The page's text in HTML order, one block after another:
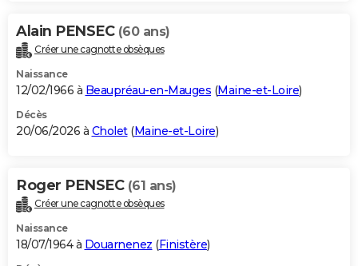
Carte de Noël
Carte Bonne année
Carte Saint-Valentin
Carte Pâques
Carte d'anniversaire
DICTIONNAIRE
Dictionnaire
Biographies
Citations
Expressions
Proverbes
PROGRAMME TV
S'inscrire
Se connecter
Lycées
Collèges
Primaires
Universités
Entreprises
Service militaire
Avis de recherche
AVIS DE DÉCÈS
Bricolage
Lifestyle
Culture
Sport
Auto
Television
Voyage
Cinema
Alain PENSEC (60 ans)
Créer une cagnotte obsèques
Naissance
12/02/1966 à Beaupréau-en-Mauges (Maine-et-Loire)
Décès
20/06/2026 à Cholet(Maine-et-Loire)
Roger PENSEC (61 ans)
Créer une cagnotte obsèques
Naissance
18/07/1964 à Douarnenez (Finistère)